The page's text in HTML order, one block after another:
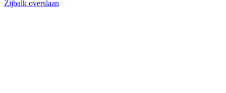
Zijbalk overslaan